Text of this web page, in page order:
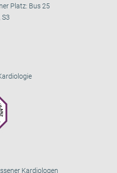
Platz: Bus 25
S3
Kardiologen